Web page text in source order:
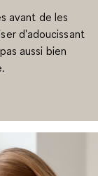
avant de les
d'adoucissant
aussi bien